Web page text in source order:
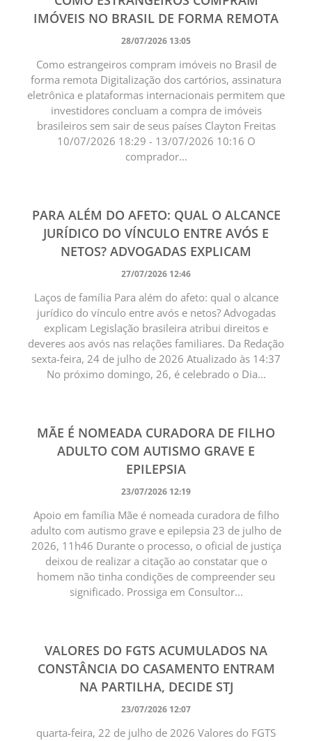
IMÓVEIS NO BRASIL DE FORMA REMOTA
28/07/2026 13:05
Como estrangeiros compram imóveis no Brasil de
forma remota Digitalização dos cartórios, assinatura
eletrônica e plataformas internacionais permitem que
investidores concluam a compra de imóveis
brasileiros sem sair de seus países Clayton Freitas
10/07/2026 18:29 - 13/07/2026 10:16 O
comprador...
PARA ALÉM DO AFETO: QUAL O ALCANCE
JURÍDICO DO VÍNCULO ENTRE AVÓS E
NETOS? ADVOGADAS EXPLICAM
27/07/2026 12:46
Laços de família Para além do afeto: qual o alcance
jurídico do vínculo entre avós e netos? Advogadas
explicam Legislação brasileira atribui direitos e
deveres aos avós nas relações familiares. Da Redação
sexta-feira, 24 de julho de 2026 Atualizado às 14:37
No próximo domingo, 26, é celebrado o Dia...
MÃE É NOMEADA CURADORA DE FILHO
ADULTO COM AUTISMO GRAVE E
EPILEPSIA
23/07/2026 12:19
Apoio em família Mãe é nomeada curadora de filho
adulto com autismo grave e epilepsia 23 de julho de
2026, 11h46 Durante o processo, o oficial de justiça
deixou de realizar a citação ao constatar que o
homem não tinha condições de compreender seu
significado. Prossiga em Consultor...
VALORES DO FGTS ACUMULADOS NA
CONSTÂNCIA DO CASAMENTO ENTRAM
NA PARTILHA, DECIDE STJ
23/07/2026 12:07
quarta-feira, 22 de julho de 2026 Valores do FGTS